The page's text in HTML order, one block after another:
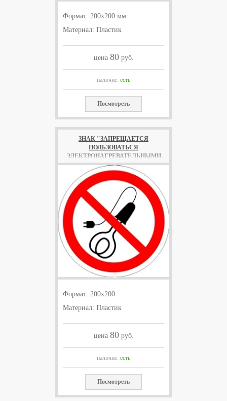
Формат: 200x200 мм.
Материал: Пластик
цена 80руб.
наличие: есть
Посмотреть
ЗНАК "ЗАПРЕЩАЕТСЯ
ПОЛЬЗОВАТЬСЯ
ЭЛЕКТРОНАГРЕВАТЕЛЬНЫМИ
ПРИБОРАМИ"
Формат: 200х200
Материал: Пластик
цена 80руб.
наличие: есть
Посмотреть